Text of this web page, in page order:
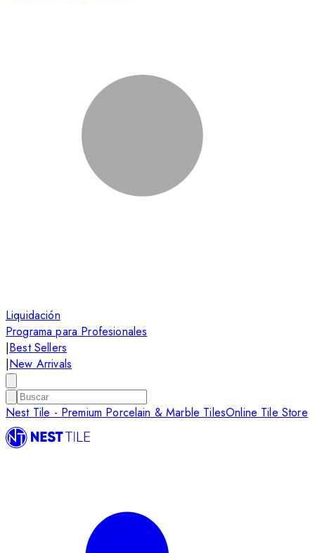
Liquidación
Programa para Profesionales
|Best Sellers
|New Arrivals
Nest Tile - Premium Porcelain & Marble TilesOnline Tile Store